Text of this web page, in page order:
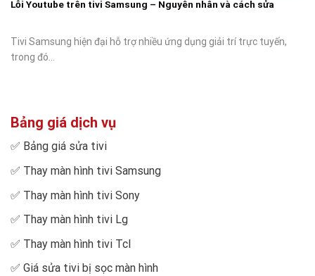
Lỗi Youtube trên tivi Samsung – Nguyên nhân và cách sửa
Tivi Samsung hiện đại hỗ trợ nhiều ứng dụng giải trí trực tuyến,
trong đó...
Bảng giá dịch vụ
✅ Bảng giá sửa tivi
✅ Thay màn hình tivi Samsung
✅ Thay màn hình tivi Sony
✅ Thay màn hình tivi Lg
✅ Thay màn hình tivi Tcl
✅ Giá sửa tivi bị sọc màn hình